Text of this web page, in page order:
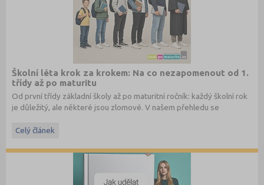
Školní léta krok za krokem: Na co nezapomenout od 1.
třídy až po maturitu
Od první třídy základní školy až po maturitní ročník: každý školní rok
je důležitý, ale některé jsou zlomové. V našem přehledu se
Celý článek